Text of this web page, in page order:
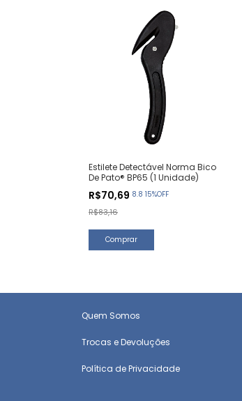
Estilete Detectável Norma Bico
De Pato® BP65 (1 Unidade)
R$70,69 8.8 15%OFF
R$83,16
Quem Somos
Trocas e Devoluções
Política de Privacidade